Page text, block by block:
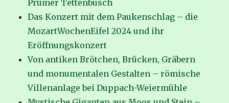
Prümer Tettenbusch
Das Konzert mit dem Paukenschlag – die
MozartWochenEifel 2024 und ihr
Eröffnungskonzert
Von antiken Brötchen, Brücken, Gräbern
und monumentalen Gestalten – römische
Villenanlage bei Duppach-Weiermühle